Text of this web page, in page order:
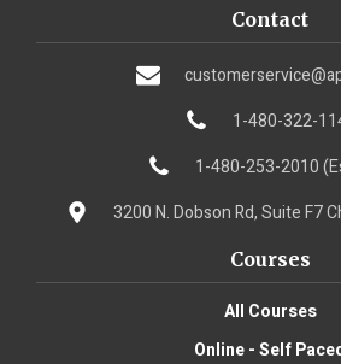
Contact
1-480-322-
1-480-253-2010
3200 N. Dobson Rd, Suite F7
Courses
All Courses
Online - Self